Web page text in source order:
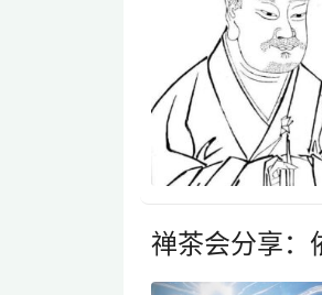
禅茶会分享